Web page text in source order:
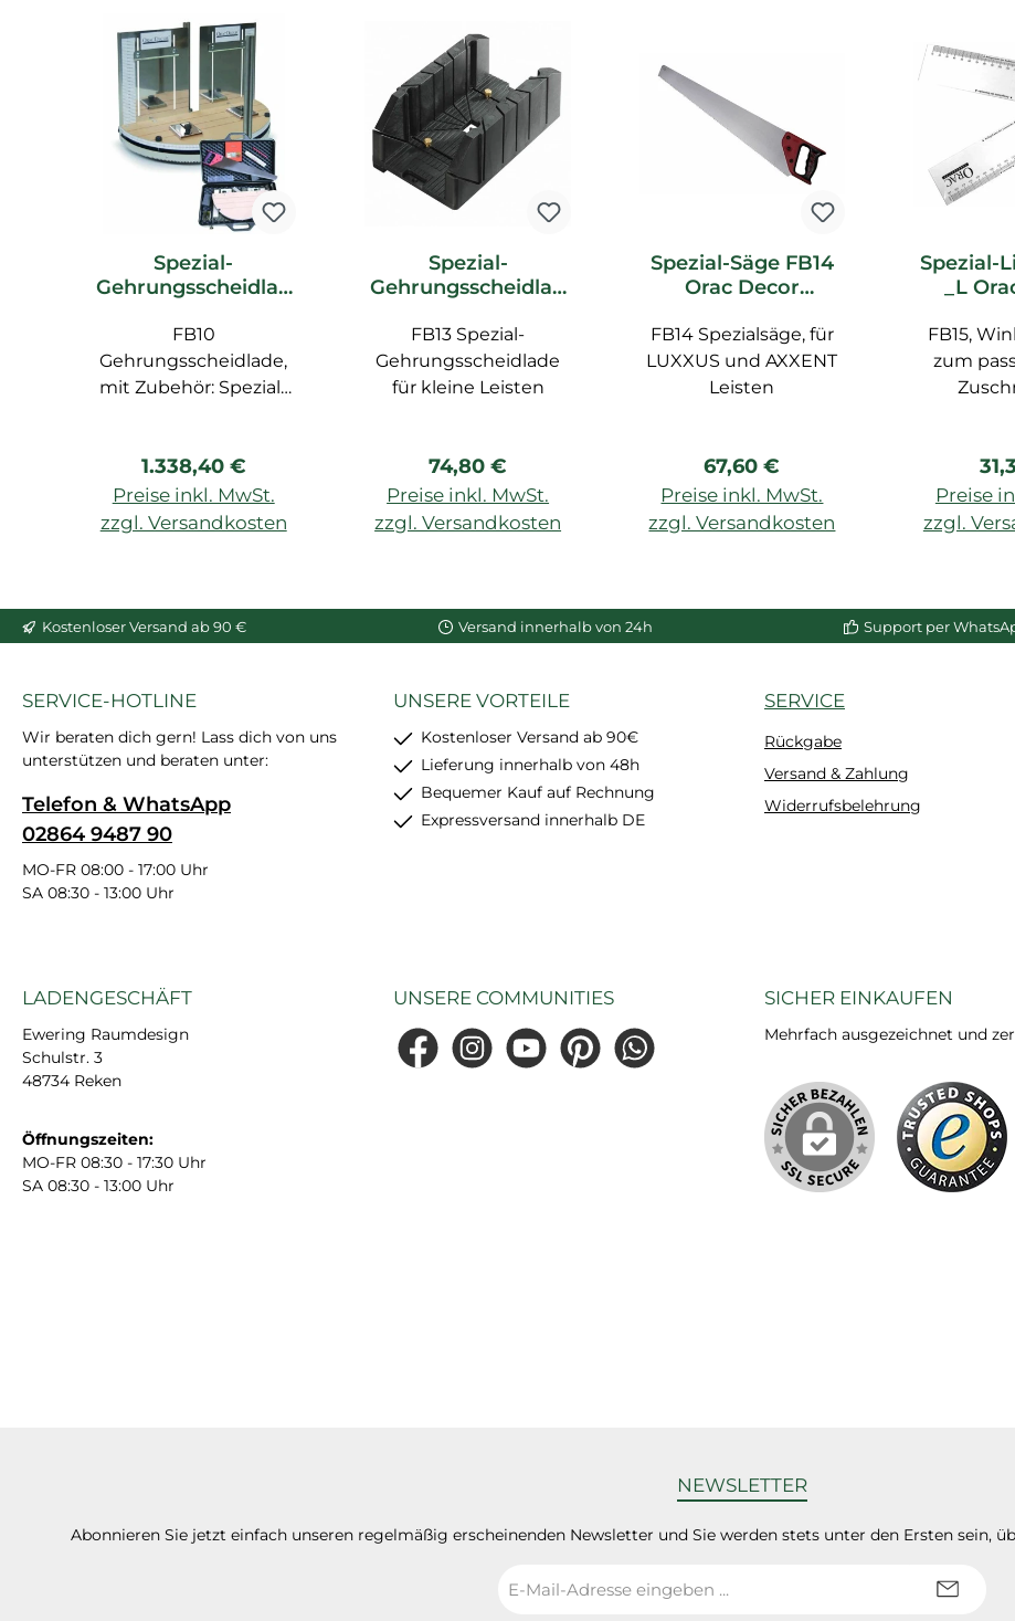
Spezial-
Gehrungsscheidlad
Zubehör
FB10
Gehrungsscheidlade,
mit Zubehör: Spezial-
FB15
Regulärer Preis:
1.338,40 €
Preise inkl. MwSt.
zzgl. Versandkosten
Spezial-
Gehrungsscheidlad
Zubehör
FB13 Spezial-
Gehrungsscheidlade
für kleine Leisten
Regulärer Preis:
74,80 €
Preise inkl. MwSt.
zzgl. Versandkosten
Spezial-Säge FB14
Orac Decor
FB14 Spezialsäge, für
LUXXUS und AXXENT
Leisten
Regulärer Preis:
67,60 €
Preise inkl. MwSt.
zzgl. Versandkosten
Spezial-
_L
FB15,
zum
Preise
zzgl.
Kostenloser Versand ab 90 € Versand innerhalb von 24h Support per
SERVICE-HOTLINE
Wir beraten dich gern! Lass dich von uns
unterstützen und beraten unter:
Telefon & WhatsApp
02864 9487 90
MO-FR 08:00 - 17:00 Uhr
SA 08:30 - 13:00 Uhr
UNSERE VORTEILE
Kostenloser Versand ab 90€
Lieferung innerhalb von 48h
Bequemer Kauf auf Rechnung
Expressversand innerhalb DE
SERVICE
Rückgabe
Versand & Zahlung
Widerrufsbelehrung
LADENGESCHÄFT
Ewering Raumdesign
Schulstr. 3
48734 Reken
Öffnungszeiten:
MO-FR 08:30 - 17:30 Uhr
SA 08:30 - 13:00 Uhr
UNSERE COMMUNITIES
FacebookInstagramYouTubePinterestWhatsApp
SICHER EINKAUFEN
Mehrfach ausgezeichnet und
NEWSLETTER
Abonnieren Sie jetzt einfach unseren regelmäßig erscheinenden Newsletter und Sie werden stets unter den Ersten sein,
Mail-